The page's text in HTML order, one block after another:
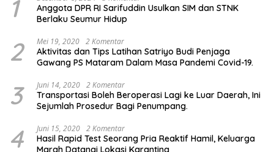
1
Anggota DPR RI Sarifuddin Usulkan SIM dan STNK
Berlaku Seumur Hidup
2 Mei 19, 2020 2 Komentar
Aktivitas dan Tips Latihan Satriyo Budi Penjaga
Gawang PS Mataram Dalam Masa Pandemi Covid-19.
3 Juni 14, 2020 2 Komentar
Transportasi Boleh Beroperasi Lagi ke Luar Daerah, Ini
Sejumlah Prosedur Bagi Penumpang.
4 Juni 15, 2020 2 Komentar
Hasil Rapid Test Seorang Pria Reaktif Hamil, Keluarga
Marah Datangi Lokasi Karantina